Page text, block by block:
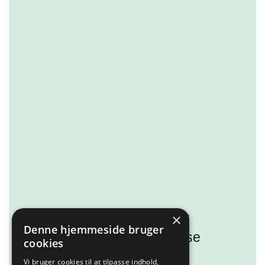
Kunne I tænke jer en fed
oplevelse med dyr? Så se
×
Denne hjemmeside bruger
cookies
Vi bruger cookies til at tilpasse indhold,